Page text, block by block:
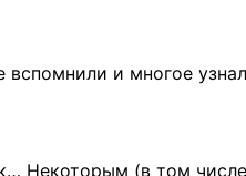
и многое
Некоторым (в том